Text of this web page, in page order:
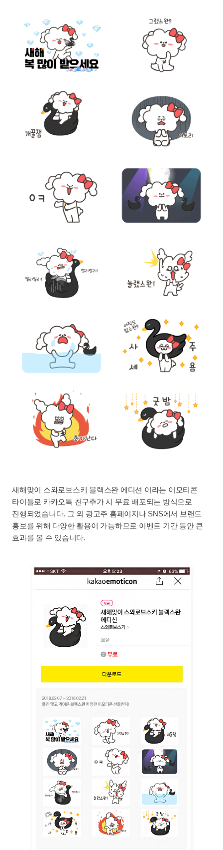
새해맞이 스와로브스키 블랙스완 에디션 이라는 이모티콘
타이틀로 카카오톡 친구추가 시 무료 배포되는 방식으로
진행되었습니다. 그 외 광고주 홈페이지나 SNS에서 브랜드
홍보를 위해 다양한 활용이 가능하므로 이벤트 기간 동안 큰
효과를 볼 수 있습니다.